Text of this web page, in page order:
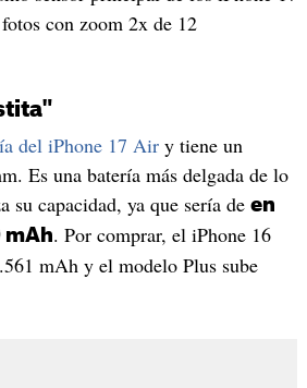
con zoom 2x de 12
del iPhone 17 Airy tiene un
Es una batería más delgada de lo
su capacidad, ya que sería de en
mAh. Por comprar, el iPhone 16
mAh y el modelo Plus sube